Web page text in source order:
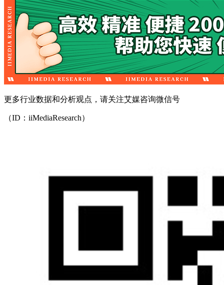
更多行业数据和分析观点，请关注艾媒咨询微信号
（ID：iiMediaResearch）